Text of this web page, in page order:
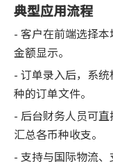
典型应用流程
- 客户在前端选择
金额显示。
- 订单录入后，系
种的订单文件。
- 后台财务人员可
汇总各币种收支。
- 支持与国际物流